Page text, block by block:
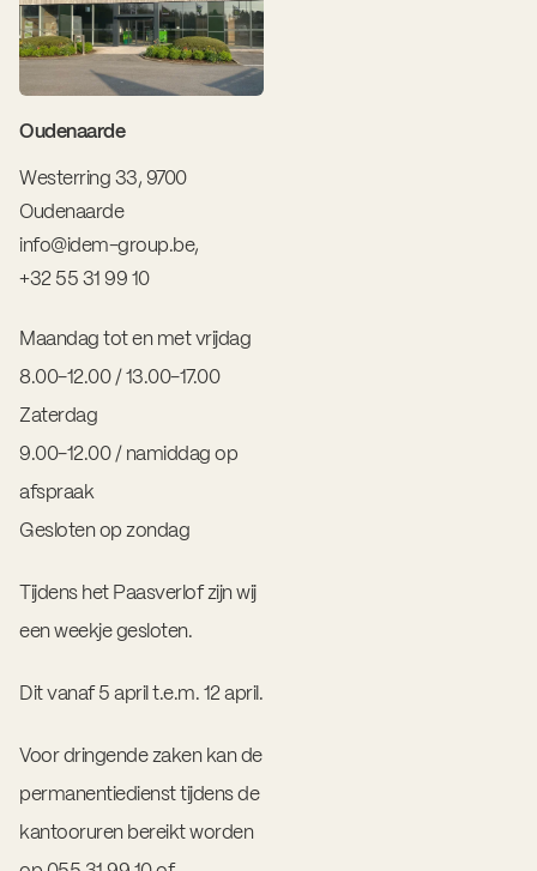
Oudenaarde
Westerring 33, 9700
Oudenaarde
info@idem-group.be,
+32 55 31 99 10
Maandag tot en met vrijdag
8.00-12.00 / 13.00-17.00
Zaterdag
9.00-12.00 / namiddag op
afspraak
Gesloten op zondag
Tijdens het Paasverlof zijn wij
een weekje gesloten.
Dit vanaf 5 april t.e.m. 12 april.
Voor dringende zaken kan de
permanentiedienst tijdens de
kantooruren bereikt worden